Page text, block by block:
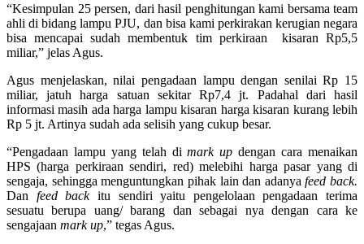
“Kesimpulan 25 persen, dari hasil penghitungan kami bersama team
ahli di bidang lampu PJU, dan bisa kami perkirakan kerugian negara
bisa mencapai sudah membentuk tim perkiraan kisaran Rp5,5
miliar,” jelas Agus.
Agus menjelaskan, nilai pengadaan lampu dengan senilai Rp 15
miliar, jatuh harga satuan sekitar Rp7,4 jt. Padahal dari hasil
informasi masih ada harga lampu kisaran harga kisaran kurang lebih
Rp 5 jt. Artinya sudah ada selisih yang cukup besar.
“Pengadaan lampu yang telah dimark up dengan cara menaikan
HPS (harga perkiraan sendiri, red) melebihi harga pasar yang di
sengaja, sehingga menguntungkan pihak lain dan adanyafeed back.
Dan feed backitu sendiri yaitu pengelolaan pengadaan terima
sesuatu berupa uang/ barang dan sebagai nya dengan cara ke
sengajaan mark up,” tegas Agus.